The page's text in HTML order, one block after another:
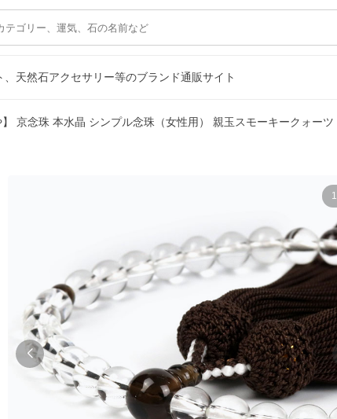
天然石アクセサリー等のブランド通販サイト
】 京念珠 本水晶 シンプル念珠（女性用） 親玉スモーキークォーツ
1